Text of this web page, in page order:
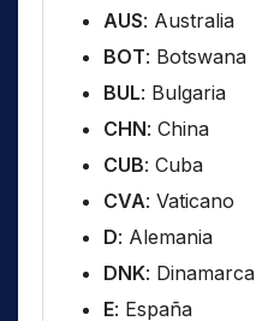
AUS: Australia
BOT: Botswana
BUL: Bulgaria
CHN: China
CUB: Cuba
CVA: Vaticano
D: Alemania
DNK: Dinamarca
E: España